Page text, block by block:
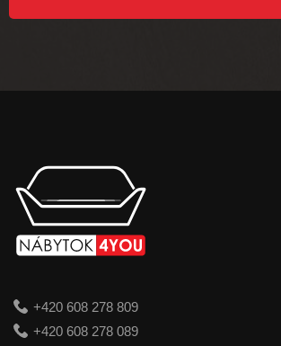
+420 608 278 809
+420 608 278 089